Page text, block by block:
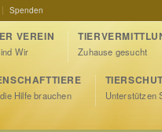
Spenden
VEREIN
Wir Zuhause gesucht
Hilfe brauchen Unterstützen